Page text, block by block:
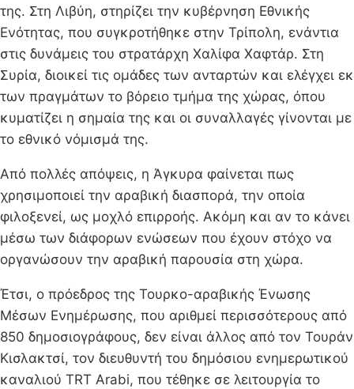
της. Στη Λιβύη, στηρίζει την κυβέρνηση Εθνικής
Ενότητας, που συγκροτήθηκε στην Τρίπολη, ενάντια
στις δυνάμεις του στρατάρχη Χαλίφα Χαφτάρ. Στη
Συρία, διοικεί τις ομάδες των ανταρτών και ελέγχει εκ
των πραγμάτων το βόρειο τμήμα της χώρας, όπου
κυματίζει η σημαία της και οι συναλλαγές γίνονται με
το εθνικό νόμισμά της.
Από πολλές απόψεις, η Άγκυρα φαίνεται πως
χρησιμοποιεί την αραβική διασπορά, την οποία
φιλοξενεί, ως μοχλό επιρροής. Ακόμη και αν το κάνει
μέσω των διάφορων ενώσεων που έχουν στόχο να
οργανώσουν την αραβική παρουσία στη χώρα.
Έτσι, ο πρόεδρος της Τουρκο-αραβικής Ένωσης
Μέσων Ενημέρωσης, που αριθμεί περισσότερους από
850 δημοσιογράφους, δεν είναι άλλος από τον Τουράν
Κισλακτσί, τον διευθυντή του δημόσιου ενημερωτικού
καναλιού TRT Arabi, που τέθηκε σε λειτουργία το